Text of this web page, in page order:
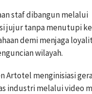
staf dibangun melalui
jujur tanpa menutupi
demi menjaga
wilayah.
Artotel menginisiasi
industri melalui video